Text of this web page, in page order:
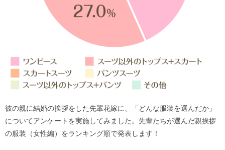
彼の親に結婚の挨拶をした先輩花嫁に、「どんな服装を選んだか」
についてアンケートを実施してみました。先輩たちが選んだ親挨拶
の服装（女性編）をランキング順で発表します！